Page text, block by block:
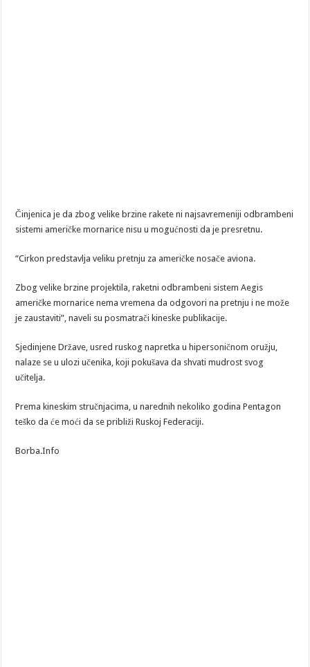
Činjenica je da zbog velike brzine rakete ni najsavremeniji odbrambeni
sistemi američke mornarice nisu u mogućnosti da je presretnu.
“Cirkon predstavlja veliku pretnju za američke nosače aviona.
Zbog velike brzine projektila, raketni odbrambeni sistem Aegis
američke mornarice nema vremena da odgovori na pretnju i ne može
je zaustaviti”, naveli su posmatrači kineske publikacije.
Sjedinjene Države, usred ruskog napretka u hipersoničnom oružju,
nalaze se u ulozi učenika, koji pokušava da shvati mudrost svog
učitelja.
Prema kineskim stručnjacima, u narednih nekoliko godina Pentagon
teško da će moći da se približi Ruskoj Federaciji.
Borba.Info